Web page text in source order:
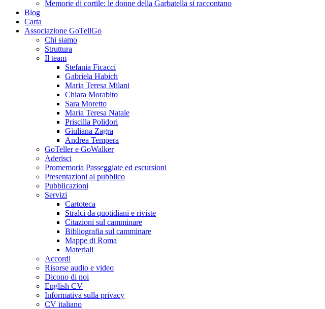
Memorie di cortile: le donne della Garbatella si raccontano
Blog
Carta
Associazione GoTellGo
Chi siamo
Struttura
Il team
Stefania Ficacci
Gabriela Habich
Maria Teresa Milani
Chiara Morabito
Sara Moretto
Maria Teresa Natale
Priscilla Polidori
Giuliana Zagra
Andrea Tempera
GoTeller e GoWalker
Aderisci
Promemoria Passeggiate ed escursioni
Presentazioni al pubblico
Pubblicazioni
Servizi
Cartoteca
Stralci da quotidiani e riviste
Citazioni sul camminare
Bibliografia sul camminare
Mappe di Roma
Materiali
Accordi
Risorse audio e video
Dicono di noi
English CV
Informativa sulla privacy
CV italiano